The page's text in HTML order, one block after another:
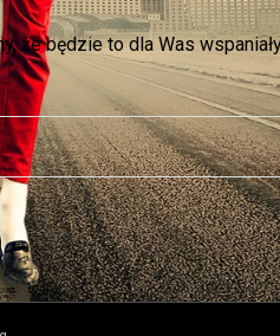
że będzie to dla Was